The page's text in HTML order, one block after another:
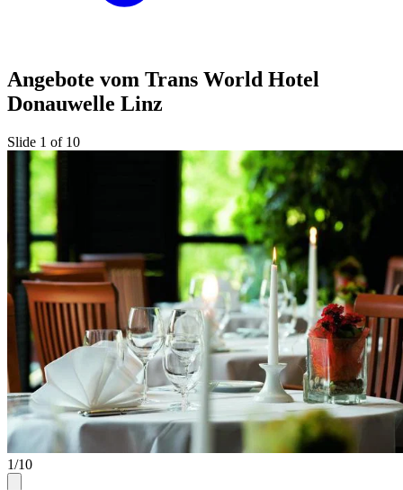
Angebote vom Trans World Hotel
Donauwelle Linz
Slide 1 of 10
1/10